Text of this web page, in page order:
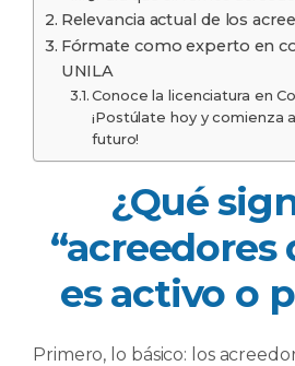
Relevancia actual de los
Fórmate como experto en
UNILA
Conoce la licenciatura en
¡Postúlate hoy y comienza
futuro!
¿Qué
“acreedores
es activo o
Primero, lo básico: los